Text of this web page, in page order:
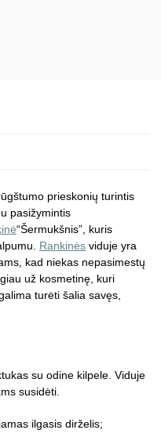
prieskonių turintis
pasižymintis
“Šermukšnis”, kuris
Rankinės viduje yra
kad niekas nepasimestų
už kosmetinę, kuri
turėti šalia savęs,
su odine kilpele. Viduje
susidėti.
ilgasis dirželis;